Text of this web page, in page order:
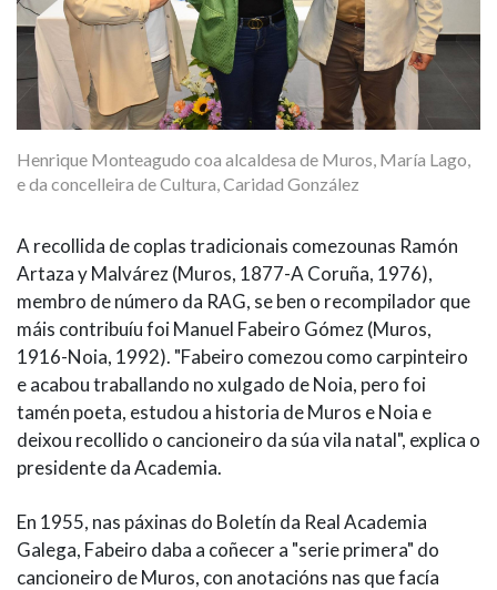
Henrique Monteagudo coa alcaldesa de Muros, María Lago,
e da concelleira de Cultura, Caridad González
A recollida de coplas tradicionais comezounas Ramón
Artaza y Malvárez (Muros, 1877-A Coruña, 1976),
membro de número da RAG, se ben o recompilador que
máis contribuíu foi Manuel Fabeiro Gómez (Muros,
1916-Noia, 1992). "Fabeiro comezou como carpinteiro
e acabou traballando no xulgado de Noia, pero foi
tamén poeta, estudou a historia de Muros e Noia e
deixou recollido o cancioneiro da súa vila natal", explica o
presidente da Academia.
En 1955, nas páxinas do Boletín da Real Academia
Galega, Fabeiro daba a coñecer a "serie primera" do
cancioneiro de Muros, con anotacións nas que facía